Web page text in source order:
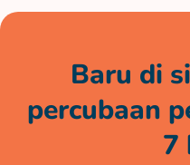
Baru di
percubaan
7